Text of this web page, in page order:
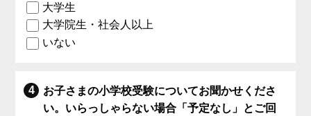
大学生
大学院生・社会人以上
いない
お子さまの小学校受験についてお聞かせくださ
い。いらっしゃらない場合「予定なし」とご回